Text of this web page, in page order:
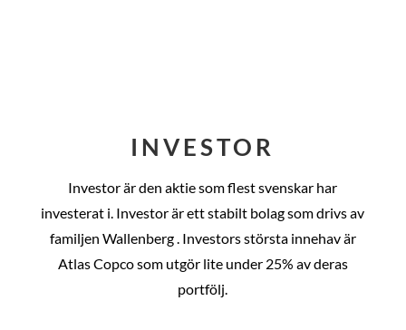
INVESTOR
Investor är den aktie som flest svenskar har
investerat i. Investor är ett stabilt bolag som drivs av
familjen Wallenberg . Investors största innehav är
Atlas Copco som utgör lite under 25% av deras
portfölj.